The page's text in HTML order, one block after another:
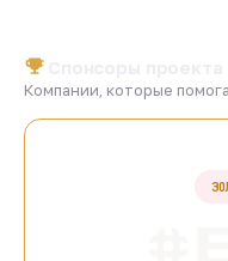
Компании, которые